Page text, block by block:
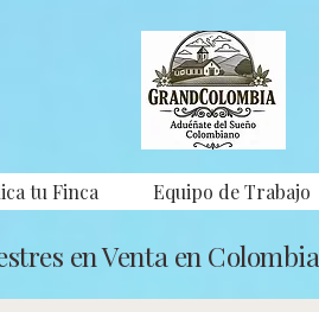
tu Finca Equipo de Trabajo
en Venta en Colombia